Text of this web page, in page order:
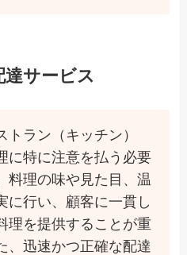
達サービス
トラン（キッチン）
に特に注意を払う必要
料理の味や見た目、温
に行い、顧客に一貫し
理を提供することが重
、迅速かつ正確な配達